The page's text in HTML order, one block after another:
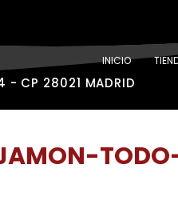
INICIO
CP 28021 MADRID